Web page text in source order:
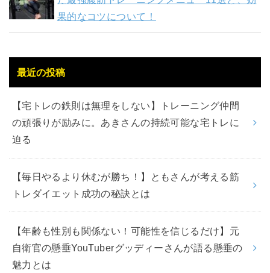
果的なコツについて！
最近の投稿
【宅トレの鉄則は無理をしない】トレーニング仲間
の頑張りが励みに。あきさんの持続可能な宅トレに
迫る
【毎日やるより休むが勝ち！】ともさんが考える筋
トレダイエット成功の秘訣とは
【年齢も性別も関係ない！可能性を信じるだけ】元
自衛官の懸垂YouTuberグッディーさんが語る懸垂の
魅力とは